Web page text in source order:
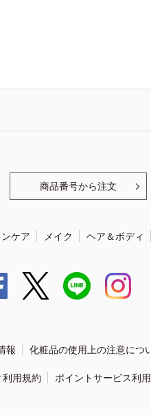
商品番号から注文
ケア メイク ヘア＆ボディ
報 化粧品の使用上の注意につ
用規約 ポイントサービス利